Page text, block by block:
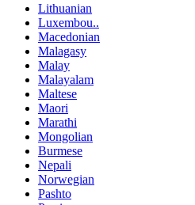
Lithuanian
Luxembou..
Macedonian
Malagasy
Malay
Malayalam
Maltese
Maori
Marathi
Mongolian
Burmese
Nepali
Norwegian
Pashto